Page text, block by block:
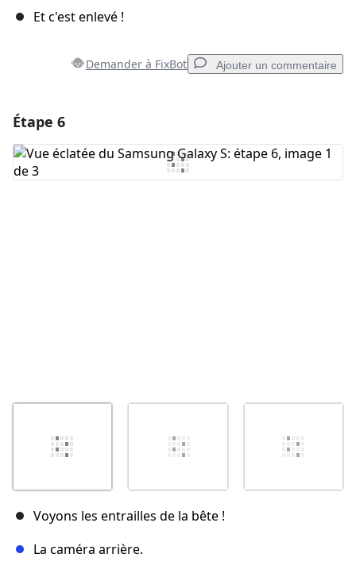
Et c'est enlevé !
Demander à FixBot Ajouter un commentaire
Ajouter un commentaire
Étape 6
Voyons les entrailles de la bête !
La caméra arrière.